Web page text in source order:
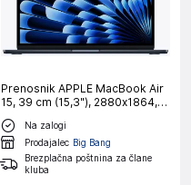
Prenosnik APPLE MacBook Air
15, 39 cm (15,3"), 2880x1864,
M5 (10/10), 16 GB RAM, 512 GB
SSD, macOS, Midnight, CRO
Na zalogi
Prodajalec Big Bang
Brezplačna poštnina za člane
kluba